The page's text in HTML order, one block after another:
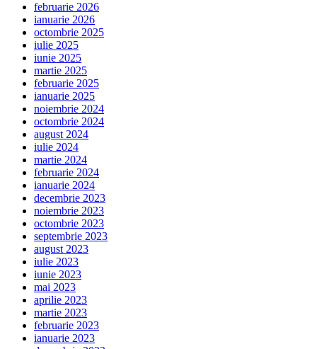
februarie 2026
ianuarie 2026
octombrie 2025
iulie 2025
iunie 2025
martie 2025
februarie 2025
ianuarie 2025
noiembrie 2024
octombrie 2024
august 2024
iulie 2024
martie 2024
februarie 2024
ianuarie 2024
decembrie 2023
noiembrie 2023
octombrie 2023
septembrie 2023
august 2023
iulie 2023
iunie 2023
mai 2023
aprilie 2023
martie 2023
februarie 2023
ianuarie 2023